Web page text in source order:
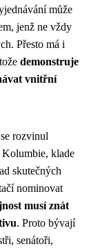
může
jenž ne vždy
Přesto má i
demonstruje
vnitřní
rozvinul
klade
skutečných
nominovat
musí znát
. Proto bývají
senátoři,